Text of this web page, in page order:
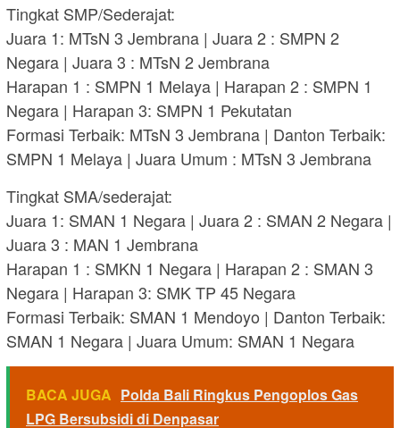
Tingkat SMP/Sederajat:
Juara 1: MTsN 3 Jembrana | Juara 2 : SMPN 2
Negara | Juara 3 : MTsN 2 Jembrana
Harapan 1 : SMPN 1 Melaya | Harapan 2 : SMPN 1
Negara | Harapan 3: SMPN 1 Pekutatan
Formasi Terbaik: MTsN 3 Jembrana | Danton Terbaik:
SMPN 1 Melaya | Juara Umum : MTsN 3 Jembrana
Tingkat SMA/sederajat:
Juara 1: SMAN 1 Negara | Juara 2 : SMAN 2 Negara |
Juara 3 : MAN 1 Jembrana
Harapan 1 : SMKN 1 Negara | Harapan 2 : SMAN 3
Negara | Harapan 3: SMK TP 45 Negara
Formasi Terbaik: SMAN 1 Mendoyo | Danton Terbaik:
SMAN 1 Negara | Juara Umum: SMAN 1 Negara
BACA JUGA Polda Bali Ringkus Pengoplos Gas
LPG Bersubsidi di Denpasar